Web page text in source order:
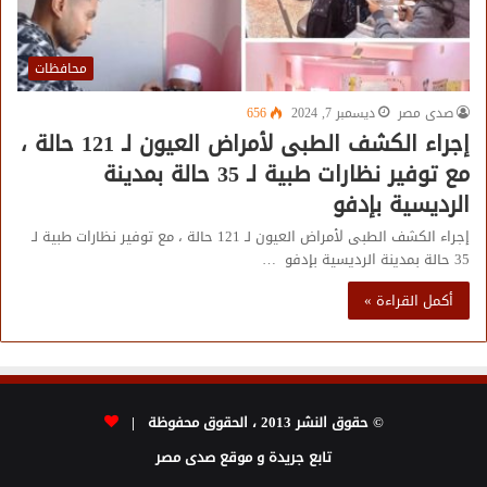
محافظات
صدى مصر
ديسمبر 7, 2024 656
إجراء الكشف الطبى لأمراض العيون لـ 121 حالة ،
مع توفير نظارات طبية لـ 35 حالة بمدينة
الرديسية بإدفو
إجراء الكشف الطبى لأمراض العيون لـ 121 حالة ، مع توفير نظارات طبية لـ
35 حالة بمدينة الرديسية بإدفو …
أكمل القراءة »
© حقوق النشر 2013 ، الحقوق محفوظة |
تابع جريدة و موقع صدى مصر